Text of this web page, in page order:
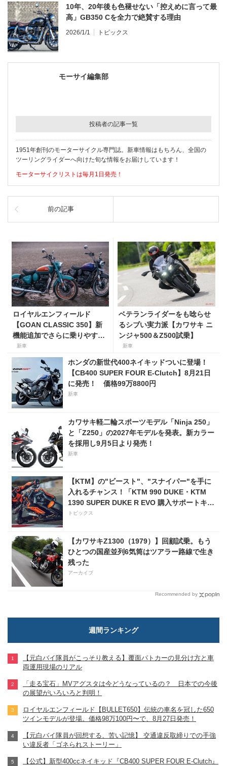
10年、20年後も色褪せない「控えめに言って最
高」GB350 Cを全力で絶賛する理由
2026/1/1 トピックス
モーサイ編集部
投稿者の記事一覧
1951年創刊のモーターサイクル専門誌。新車情報はもちろん、全国の
ツーリングライダーへ向けた旬な情報をお届けしています！
モーターサイクリストは毎月1日発売！
前の記事
ロイヤルエンフィールド
【GOAN CLASSIC 350】新
機能追加でさらに乗りやすく
なった2026年モデルは、価格
80万800円〜で7月31日発
売！
新車
ベテランライダーをも唸らせ
るシブい実力派【カワサキ ニ
ンジャ500＆Z500試乗】
新車
ホンダの新世代400ネイキッドついに登場！
【CB400 SUPER FOUR E-Clutch】8月21日
に発売！ 価格99万8800円
新車
カワサキ軽二輪スポーツモデル「Ninja 250」
と「Z250」の2027年モデルを発表。新カラー
を採用し9月5日より発売！
新車
【KTM】の"ビースト"、"スナイパー"を手に
入れるチャンス！「KTM 990 DUKE・KTM
1390 SUPER DUKE R EVO 購入サポートキャ
ンペーン」
トピックス
【カワサキZ1300（1979）】回顧試乗。もう
ひとつの国産並列6気筒はツアラー路線で生き
残った
アーカイブ
Recommended by
週間ランキング
【元白バイ隊員がこっそり教える】覆面パトカーの見分け方と車
両運用現場のリアル
「走る宝石」MVアグスタは今どうなっているの？ 日本での今後
の展望がいろいろと判明！
ロイヤルエンフィールド【BULLET650】伝統の車名を冠した650
ツインモデルが登場。価格98万100円〜で、8月27日発売！
【元白バイ隊員が回想する、苦い記憶】 交通違反取締りでの手強
い違反者「ゴネられストーリー」
【公式】新型400ccネイキッド『CB400 SUPER FOUR E-Clutch』